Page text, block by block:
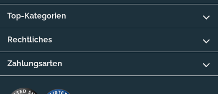
Top-Kategorien
Rechtliches
Zahlungsarten